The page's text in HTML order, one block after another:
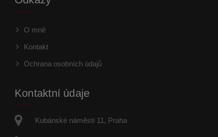
O mně
Kontakt
Ochrana osobních údajů
Kontaktní údaje
Kubánské náměstí 11, Praha